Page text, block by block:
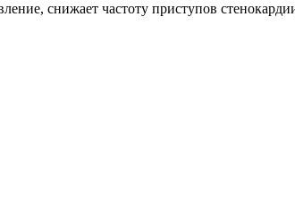
снижает частоту приступов